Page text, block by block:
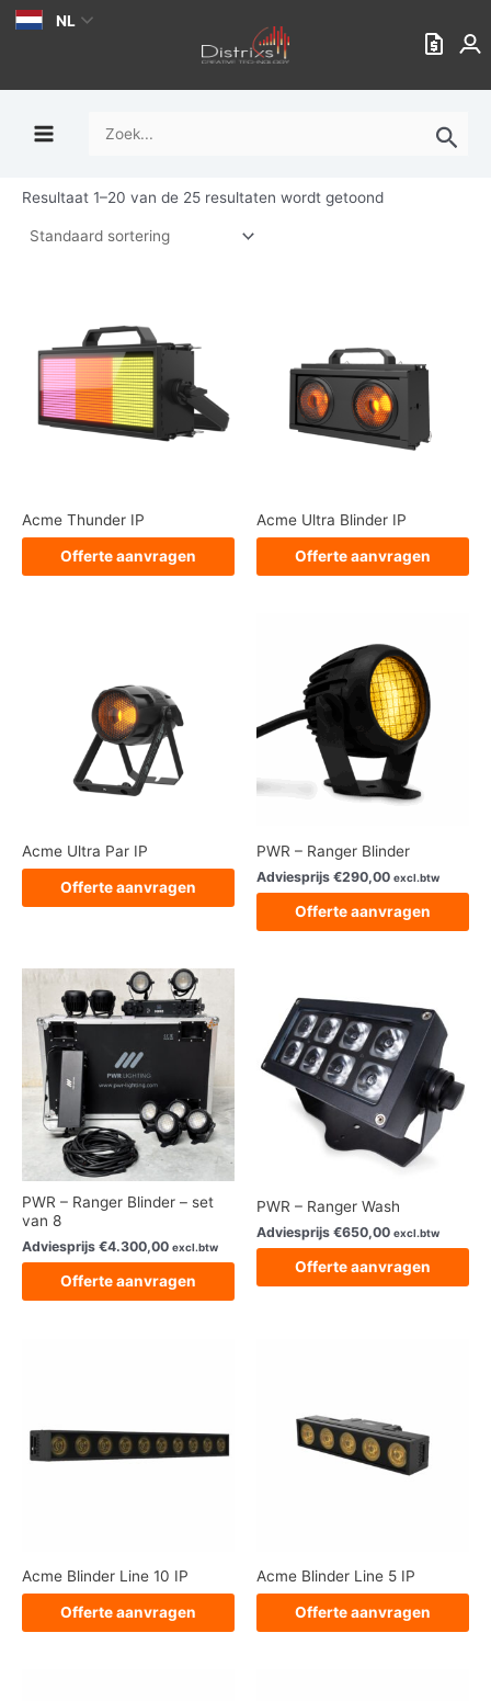
Ga
inhoud
NL
Zoek
Resultaat 1–20 van de 25 resultaten wordt getoond
Acme Thunder IP
Offerte aanvragen
Acme Ultra Blinder IP
Offerte aanvragen
Acme Ultra Par IP
Offerte aanvragen
PWR – Ranger Blinder
Adviesprijs €290,00 excl.btw
Offerte aanvragen
PWR – Ranger Blinder – set
van 8
Adviesprijs €4.300,00 excl.btw
Offerte aanvragen
PWR – Ranger Wash
Adviesprijs €650,00 excl.btw
Offerte aanvragen
Acme Blinder Line 10 IP
Offerte aanvragen
Acme Blinder Line 5 IP
Offerte aanvragen